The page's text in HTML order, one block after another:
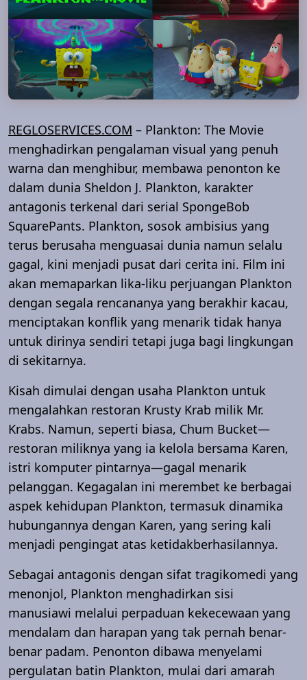
REGLOSERVICES.COM – Plankton: The Movie
menghadirkan pengalaman visual yang penuh
warna dan menghibur, membawa penonton ke
dalam dunia Sheldon J. Plankton, karakter
antagonis terkenal dari serial SpongeBob
SquarePants. Plankton, sosok ambisius yang
terus berusaha menguasai dunia namun selalu
gagal, kini menjadi pusat dari cerita ini. Film ini
akan memaparkan lika-liku perjuangan Plankton
dengan segala rencananya yang berakhir kacau,
menciptakan konflik yang menarik tidak hanya
untuk dirinya sendiri tetapi juga bagi lingkungan
di sekitarnya.
Kisah dimulai dengan usaha Plankton untuk
mengalahkan restoran Krusty Krab milik Mr.
Krabs. Namun, seperti biasa, Chum Bucket—
restoran miliknya yang ia kelola bersama Karen,
istri komputer pintarnya—gagal menarik
pelanggan. Kegagalan ini merembet ke berbagai
aspek kehidupan Plankton, termasuk dinamika
hubungannya dengan Karen, yang sering kali
menjadi pengingat atas ketidakberhasilannya.
Sebagai antagonis dengan sifat tragikomedi yang
menonjol, Plankton menghadirkan sisi
manusiawi melalui perpaduan kekecewaan yang
mendalam dan harapan yang tak pernah benar-
benar padam. Penonton dibawa menyelami
pergulatan batin Plankton, mulai dari amarah